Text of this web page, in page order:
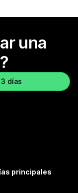
una
días
principales